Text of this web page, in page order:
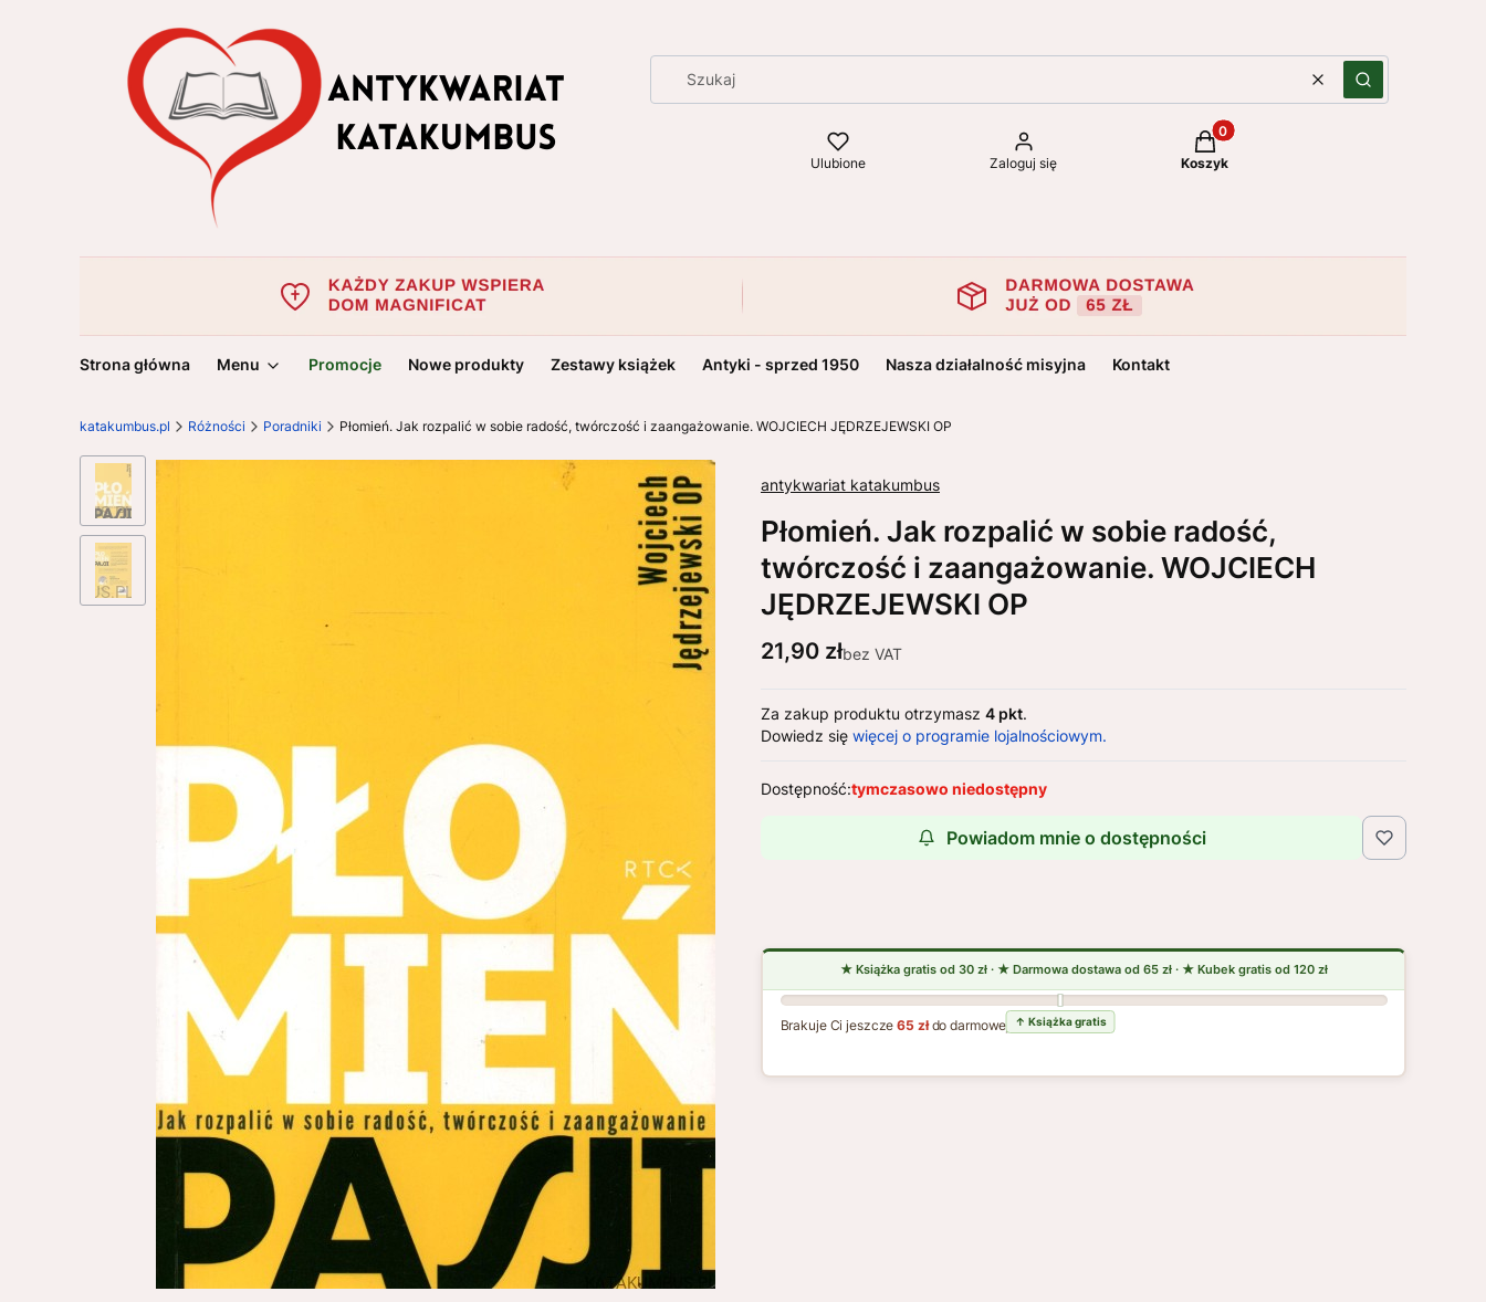
WyczyśćSzukaj
Ulubione Zaloguj się
Produkty w koszyku: 0. Zobacz
Koszyk
Strona główna Menu Promocje Nowe produkty Zestawy książek Antyki - sprzed 1950 Nasza działalność misyjna Kontakt
katakumbus.pl Różności Poradniki Płomień. Jak rozpalić w sobie radość, twórczość i zaangażowanie. WOJCIECH JĘDRZEJEWSKI OP
antykwariat katakumbus
Płomień. Jak rozpalić w sobie radość,
twórczość i zaangażowanie. WOJCIECH
JĘDRZEJEWSKI OP
Cena
21,90 złbez VAT
Za zakup produktu otrzymasz 4 pkt.
Dowiedz się więcej o programie lojalnościowym.
Dostępność:tymczasowo niedostępny
Powiadom mnie o dostępności
Brakuje Ci jeszcze65 złdo darmowej dostawy